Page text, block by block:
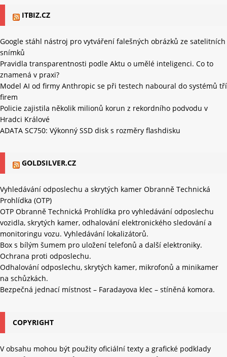
ITBIZ.CZ
Google stáhl nástroj pro vytváření falešných obrázků ze satelitních
snímků
Pravidla transparentnosti podle Aktu o umělé inteligenci. Co to
znamená v praxi?
Model AI od firmy Anthropic se při testech naboural do systémů tří
firem
Policie zajistila několik milionů korun z rekordního podvodu v
Hradci Králové
ADATA SC750: Výkonný SSD disk s rozměry flashdisku
GOLDSILVER.CZ
Vyhledávání odposlechu a skrytých kamer Obranně Technická
Prohlídka (OTP)
OTP Obranně Technická Prohlídka pro vyhledávání odposlechu
vozidla, skrytých kamer, odhalování elektronického sledování a
monitoringu vozu. Vyhledávání lokalizátorů.
Box s bílým šumem pro uložení telefonů a další elektroniky.
Ochrana proti odposlechu.
Odhalování odposlechu, skrytých kamer, mikrofonů a minikamer
na schůzkách.
Bezpečná jednací místnost – Faradayova klec – stíněná komora.
COPYRIGHT
V obsahu mohou být použity oficiální texty a grafické podklady